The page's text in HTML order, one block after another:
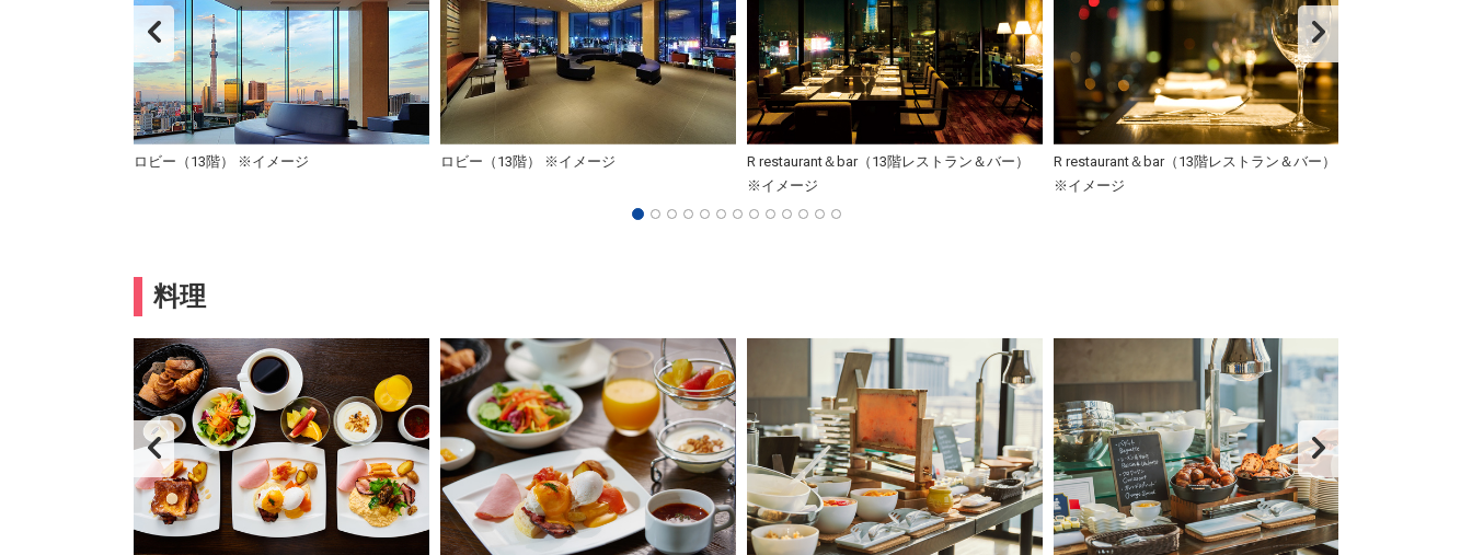
ロビー（13階） ※イメージ ロビー（13階） ※イメージ
R restaurant＆bar（13階レストラン＆バー）
※イメージ
R restaurant＆bar（13階レストラン＆バー）
※イメージ
料理